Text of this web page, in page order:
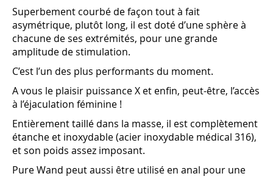
Superbement courbé de façon tout à fait
asymétrique, plutôt long, il est doté d’une sphère à
chacune de ses extrémités, pour une grande
amplitude de stimulation.
C’est l’un des plus performants du moment.
A vous le plaisir puissance X et enfin, peut-être, l’accès
à l’éjaculation féminine !
Entièrement taillé dans la masse, il est complètement
étanche et inoxydable (acier inoxydable médical 316),
et son poids assez imposant.
Pure Wand peut aussi être utilisé en anal pour une